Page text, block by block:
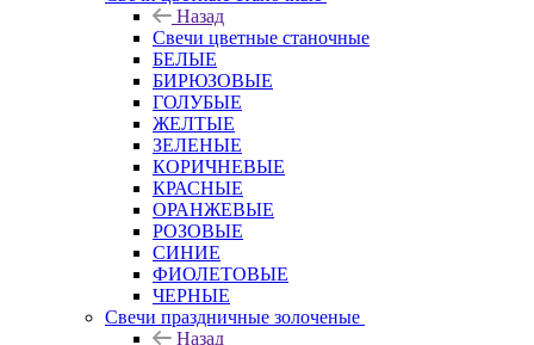
Назад
Свечи цветные станочные
БЕЛЫЕ
БИРЮЗОВЫЕ
ГОЛУБЫЕ
ЖЕЛТЫЕ
ЗЕЛЕНЫЕ
КОРИЧНЕВЫЕ
КРАСНЫЕ
ОРАНЖЕВЫЕ
РОЗОВЫЕ
СИНИЕ
ФИОЛЕТОВЫЕ
ЧЕРНЫЕ
Свечи праздничные золоченые
Назад